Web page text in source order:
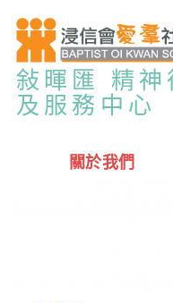
敍暉匯 精神
及服務中心
關於我們